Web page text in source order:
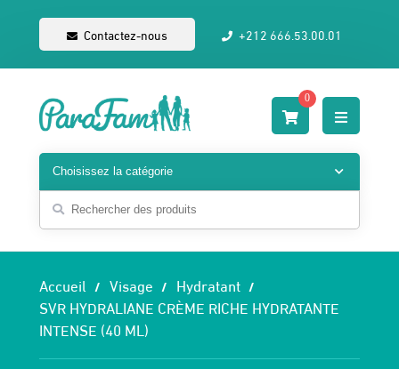
Contactez-nous +212 666.53.00.01
0
Accueil Visage
Hydratant
SVR HYDRALIANE CRÈME RICHE HYDRATANTE
INTENSE (40 ML)